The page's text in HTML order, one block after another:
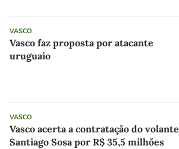
VASCO
Vasco faz proposta por atacante
uruguaio
VASCO
Vasco acerta a contratação do volante
Santiago Sosa por R$ 35,5 milhões